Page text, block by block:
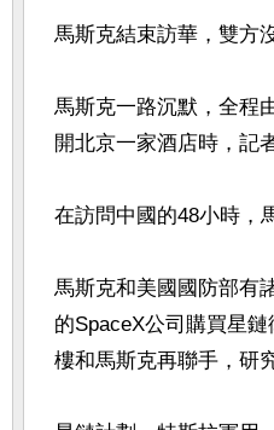
馬斯克結束訪華，雙方
馬斯克一路沉默，全程
開北京一家酒店時，記
在訪問中國的48小時，
馬斯克和美國國防部有
的SpaceX公司購買星
樓和馬斯克再聯手，研